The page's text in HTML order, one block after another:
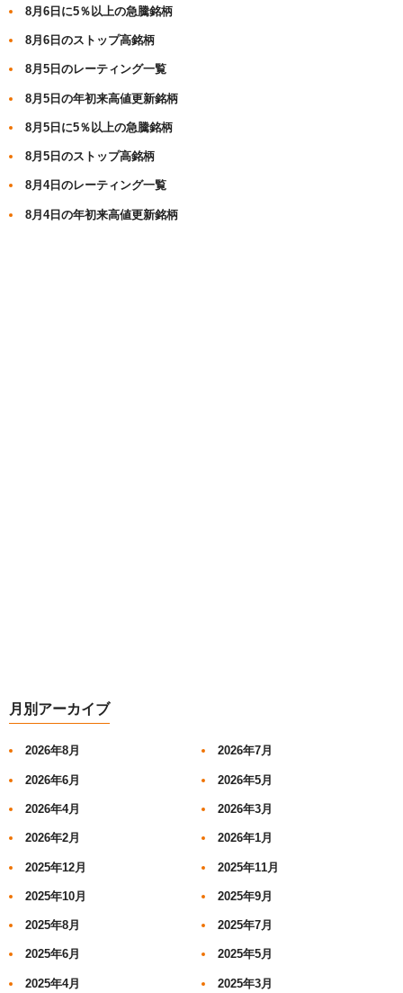
8月6日に5％以上の急騰銘柄
8月6日のストップ高銘柄
8月5日のレーティング一覧
8月5日の年初来高値更新銘柄
8月5日に5％以上の急騰銘柄
8月5日のストップ高銘柄
8月4日のレーティング一覧
8月4日の年初来高値更新銘柄
月別アーカイブ
2026年8月 2026年7月
2026年6月 2026年5月
2026年4月 2026年3月
2026年2月 2026年1月
2025年12月 2025年11月
2025年10月 2025年9月
2025年8月 2025年7月
2025年6月 2025年5月
2025年4月 2025年3月